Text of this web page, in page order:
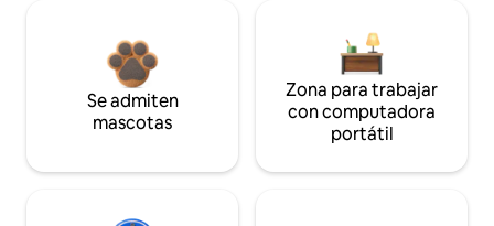
Se admiten
mascotas
Zona para trabajar
con computadora
portátil